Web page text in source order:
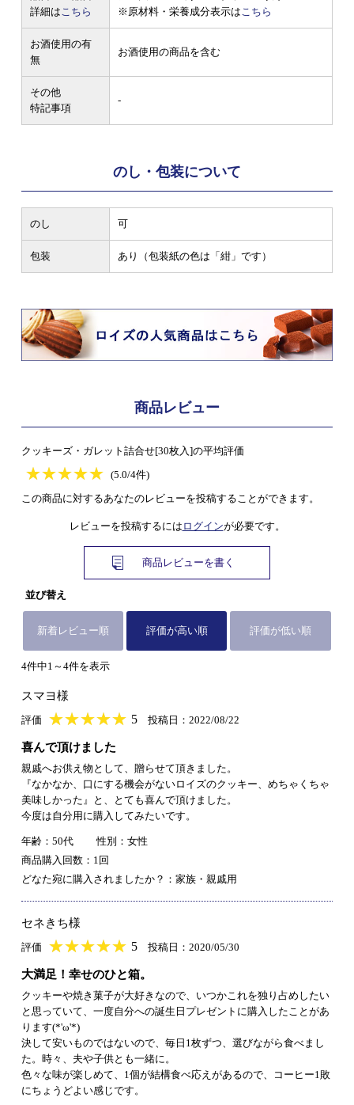
詳細は こちら
※原材料・栄養成分表示は こちら
お酒使用の有
無
お酒使用の商品を含む
その他
特記事項
-
のし・包装について
のし 可
包装 あり（包装紙の色は「紺」です）
商品レビュー
クッキーズ・ガレット詰合せ[30枚入]の平均評価
★★★★★
★★★★★ (5.0/4件)
この商品に対するあなたのレビューを投稿することができます。
レビューを投稿するには ログインが必要です。
商品レビューを書く
並び替え
新着レビュー順 評価が高い順 評価が低い順
4件中1～4件を表示
スマヨ様
評価 ★★★★★
★★★★★ 5 投稿日：2022/08/22
喜んで頂けました
親戚へお供え物として、贈らせて頂きました。
『なかなか、口にする機会がないロイズのクッキー、めちゃくちゃ
美味しかった』と、とても喜んで頂けました。
今度は自分用に購入してみたいです。
年齢：50代
性別：女性
商品購入回数：1回
どなた宛に購入されましたか？：家族・親戚用
セネきち様
評価 ★★★★★
★★★★★ 5 投稿日：2020/05/30
大満足！幸せのひと箱。
クッキーや焼き菓子が大好きなので、いつかこれを独り占めしたい
と思っていて、一度自分への誕生日プレゼントに購入したことがあ
ります(*'ω'*)
決して安いものではないので、毎日1枚ずつ、選びながら食べまし
た。時々、夫や子供とも一緒に。
色々な味が楽しめて、1個が結構食べ応えがあるので、コーヒー1敗
にちょうどよい感じです。